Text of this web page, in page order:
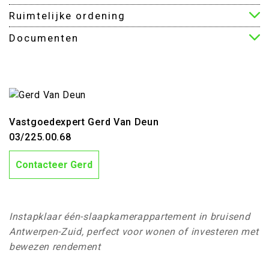
Ruimtelijke ordening
Documenten
Vastgoedexpert Gerd Van Deun
03/225.00.68
Contacteer Gerd
Instapklaar één-slaapkamerappartement in bruisend
Antwerpen-Zuid, perfect voor wonen of investeren met
bewezen rendement